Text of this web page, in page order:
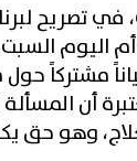
في تصريح
اليوم
مشتركاً
أن
وهو حق